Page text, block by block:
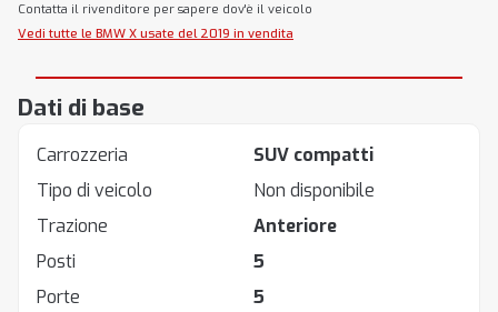
Contatta il rivenditore per sapere dov'è il veicolo
Vedi tutte le BMW X usate del 2019 in vendita
Dati di base
Carrozzeria
SUV compatti
Tipo di veicolo
Non disponibile
Trazione
Anteriore
Posti
5
Porte
5